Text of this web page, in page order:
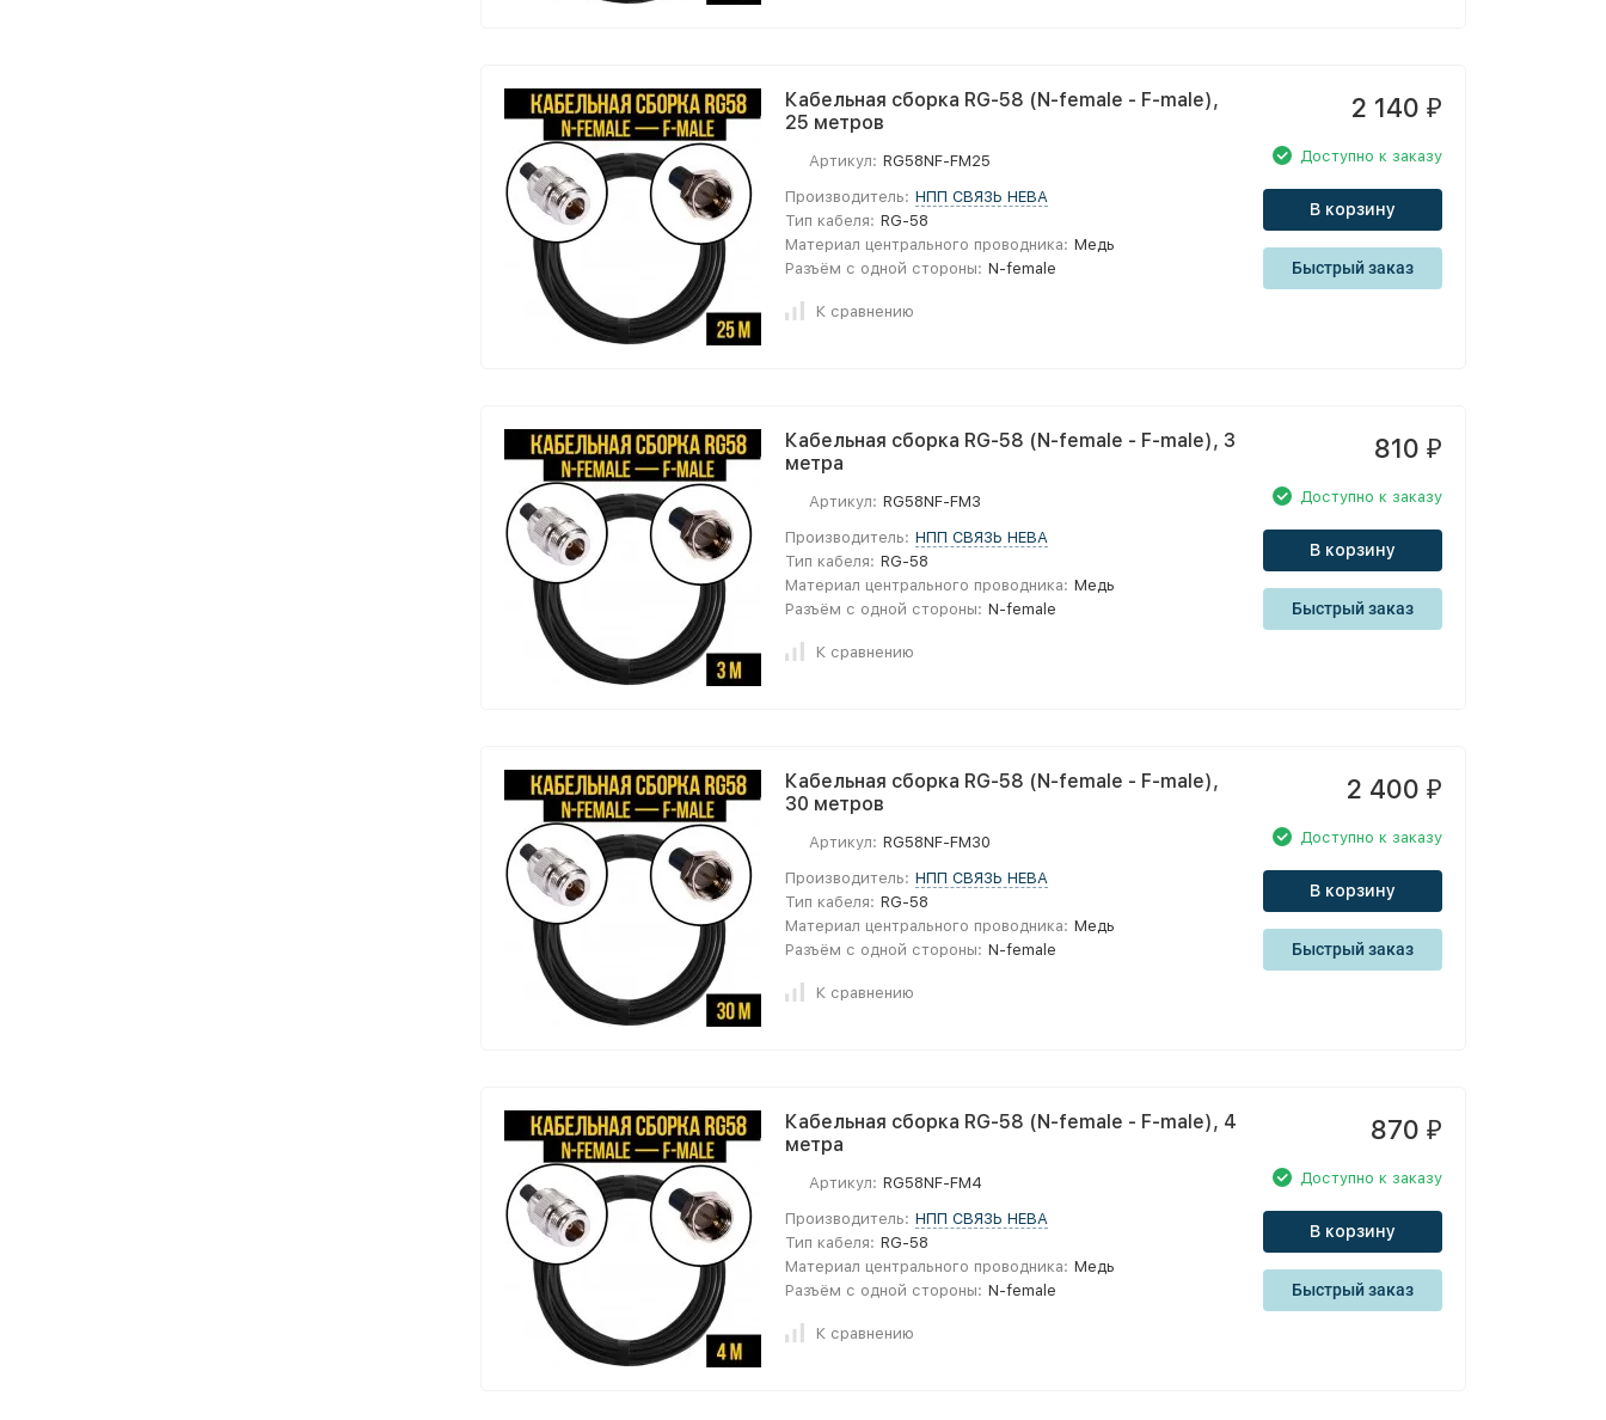
Кабельная сборка RG-58 (N-female - F-male),
25 метров
Артикул: RG58NF-FM25
Производитель: НПП СВЯЗЬ НЕВА
Тип кабеля: RG-58
Материал центрального проводника: Медь
Разъём с одной стороны: N-female
К сравнению
2 140 ₽
Доступно к заказу
В корзину
Быстрый заказ
Кабельная сборка RG-58 (N-female - F-male), 3
метра
Артикул: RG58NF-FM3
Производитель: НПП СВЯЗЬ НЕВА
Тип кабеля: RG-58
Материал центрального проводника: Медь
Разъём с одной стороны: N-female
К сравнению
810 ₽
Доступно к заказу
В корзину
Быстрый заказ
Кабельная сборка RG-58 (N-female - F-male),
30 метров
Артикул: RG58NF-FM30
Производитель: НПП СВЯЗЬ НЕВА
Тип кабеля: RG-58
Материал центрального проводника: Медь
Разъём с одной стороны: N-female
К сравнению
2 400 ₽
Доступно к заказу
В корзину
Быстрый заказ
Кабельная сборка RG-58 (N-female - F-male), 4
метра
Артикул: RG58NF-FM4
Производитель: НПП СВЯЗЬ НЕВА
Тип кабеля: RG-58
Материал центрального проводника: Медь
Разъём с одной стороны: N-female
К сравнению
870 ₽
Доступно к заказу
В корзину
Быстрый заказ